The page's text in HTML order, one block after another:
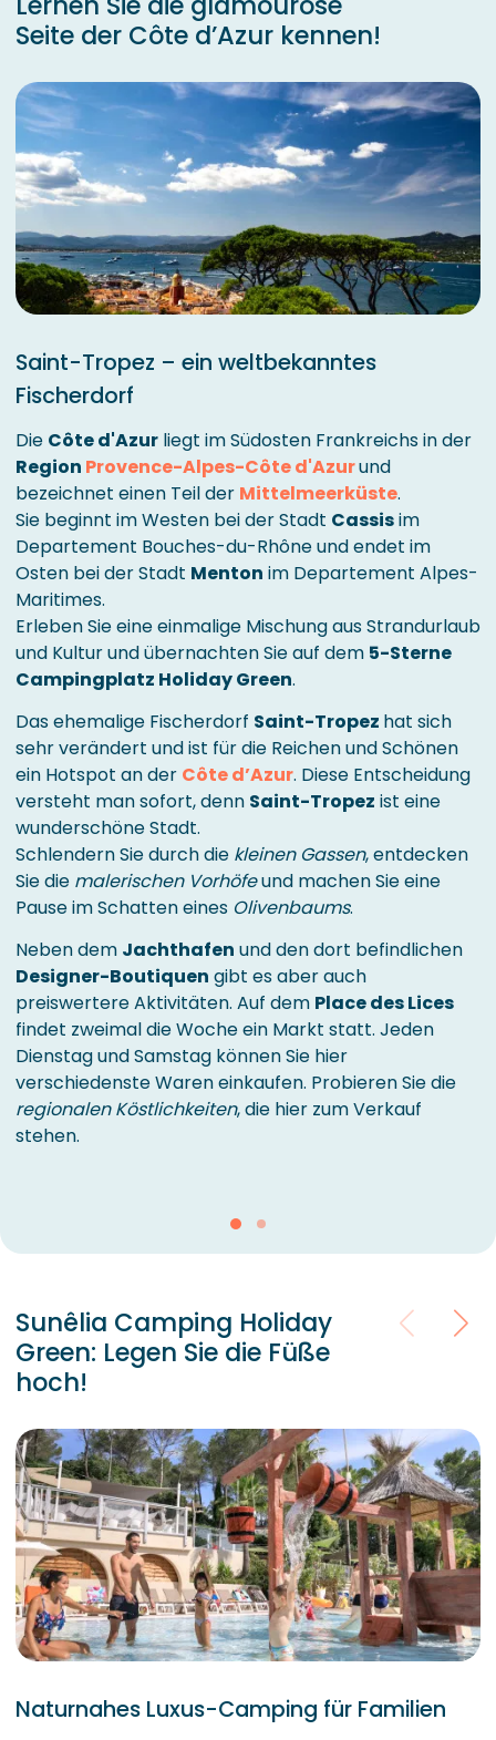
Seite der Côte d’Azur kennen!
Saint-Tropez – ein weltbekanntes
Fischerdorf
Die Côte d'Azur liegt im Südosten Frankreichs in der
Region Provence-Alpes-Côte d'Azurund
bezeichnet einen Teil der Mittelmeerküste.
Sie beginnt im Westen bei der Stadt Cassisim
Departement Bouches-du-Rhône und endet im
Osten bei der Stadt Menton im Departement Alpes-
Maritimes.
Erleben Sie eine einmalige Mischung aus Strandurlaub
und Kultur und übernachten Sie auf dem 5-Sterne
Campingplatz Holiday Green.
Das ehemalige Fischerdorf Saint-Tropez hat sich
sehr verändert und ist für die Reichen und Schönen
ein Hotspot an der Côte d’Azur. Diese Entscheidung
versteht man sofort, denn Saint-Tropez ist eine
wunderschöne Stadt.
Schlendern Sie durch die kleinen Gassen, entdecken
Sie die malerischen Vorhöfeund machen Sie eine
Pause im Schatten eines Olivenbaums.
Neben dem Jachthafen und den dort befindlichen
Designer-Boutiquen gibt es aber auch
preiswertere Aktivitäten. Auf dem Place des Lices
findet zweimal die Woche ein Markt statt. Jeden
Dienstag und Samstag können Sie hier
verschiedenste Waren einkaufen. Probieren Sie die
regionalen Köstlichkeiten, die hier zum Verkauf
stehen.
Sunêlia Camping Holiday
Green: Legen Sie die Füße
hoch!
Naturnahes Luxus-Camping für Familien